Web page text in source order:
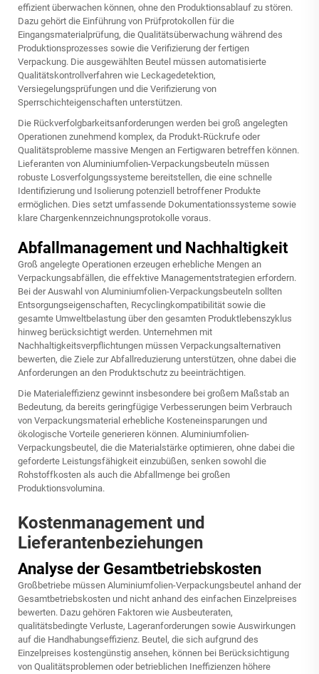
effizient überwachen können, ohne den Produktionsablauf zu stören.
Dazu gehört die Einführung von Prüfprotokollen für die
Eingangsmaterialprüfung, die Qualitätsüberwachung während des
Produktionsprozesses sowie die Verifizierung der fertigen
Verpackung. Die ausgewählten Beutel müssen automatisierte
Qualitätskontrollverfahren wie Leckagedetektion,
Versiegelungsprüfungen und die Verifizierung von
Sperrschichteigenschaften unterstützen.
Die Rückverfolgbarkeitsanforderungen werden bei groß angelegten
Operationen zunehmend komplex, da Produkt-Rückrufe oder
Qualitätsprobleme massive Mengen an Fertigwaren betreffen können.
Lieferanten von Aluminiumfolien-Verpackungsbeuteln müssen
robuste Losverfolgungssysteme bereitstellen, die eine schnelle
Identifizierung und Isolierung potenziell betroffener Produkte
ermöglichen. Dies setzt umfassende Dokumentationssysteme sowie
klare Chargenkennzeichnungsprotokolle voraus.
Abfallmanagement und Nachhaltigkeit
Groß angelegte Operationen erzeugen erhebliche Mengen an
Verpackungsabfällen, die effektive Managementstrategien erfordern.
Bei der Auswahl von Aluminiumfolien-Verpackungsbeuteln sollten
Entsorgungseigenschaften, Recyclingkompatibilität sowie die
gesamte Umweltbelastung über den gesamten Produktlebenszyklus
hinweg berücksichtigt werden. Unternehmen mit
Nachhaltigkeitsverpflichtungen müssen Verpackungsalternativen
bewerten, die Ziele zur Abfallreduzierung unterstützen, ohne dabei die
Anforderungen an den Produktschutz zu beeinträchtigen.
Die Materialeffizienz gewinnt insbesondere bei großem Maßstab an
Bedeutung, da bereits geringfügige Verbesserungen beim Verbrauch
von Verpackungsmaterial erhebliche Kosteneinsparungen und
ökologische Vorteile generieren können. Aluminiumfolien-
Verpackungsbeutel, die die Materialstärke optimieren, ohne dabei die
geforderte Leistungsfähigkeit einzubüßen, senken sowohl die
Rohstoffkosten als auch die Abfallmenge bei großen
Produktionsvolumina.
Kostenmanagement und
Lieferantenbeziehungen
Analyse der Gesamtbetriebskosten
Großbetriebe müssen Aluminiumfolien-Verpackungsbeutel anhand der
Gesamtbetriebskosten und nicht anhand des einfachen Einzelpreises
bewerten. Dazu gehören Faktoren wie Ausbeuteraten,
qualitätsbedingte Verluste, Lageranforderungen sowie Auswirkungen
auf die Handhabungseffizienz. Beutel, die sich aufgrund des
Einzelpreises kostengünstig ansehen, können bei Berücksichtigung
von Qualitätsproblemen oder betrieblichen Ineffizienzen höhere